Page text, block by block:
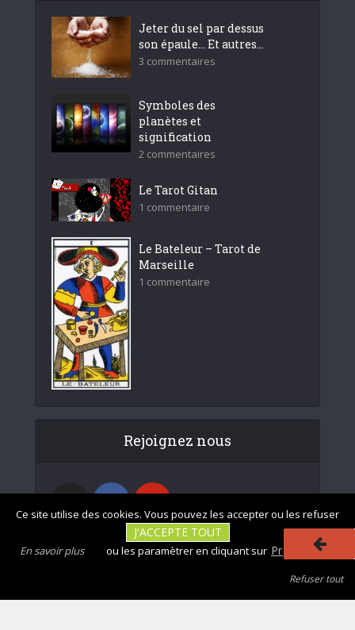
Jeter du sel par dessus
son épaule… Et autres...
3 commentaires
Symboles des
planètes et
signification
2 commentaires
Le Tarot Gitan
1 commentaire
Le Bateleur – Tarot de
Marseille
1 commentaire
Rejoignez nous
Ce site utilise des cookies. Vous pouvez les accepter ou les refuser
J'ACCEPTE TOUT
ou les paramètrer en cliquant sur Préférences
En savoir plus
Refuser tout